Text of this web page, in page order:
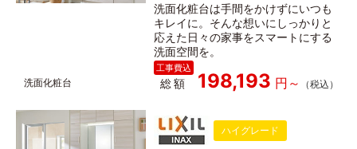
洗面化粧台は手間をかけずにいつも
キレイに。そんな想いにしっかりと
応えた日々の家事をスマートにする
洗面空間を。
総額 198,193
ハイグレード